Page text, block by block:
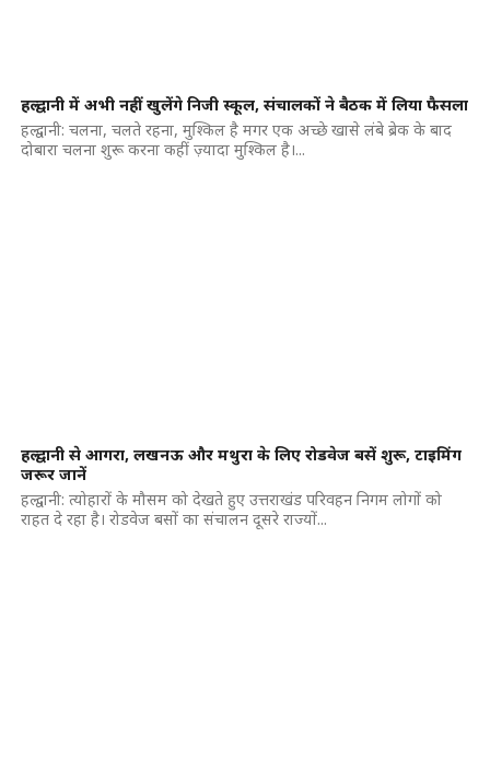
हल्द्वानी में अभी नहीं खुलेंगे निजी स्कूल, संचालकों ने बैठक में लिया फैसला
हल्द्वानी: चलना, चलते रहना, मुश्किल है मगर एक अच्छे खासे लंबे ब्रेक के बाद
दोबारा चलना शुरू करना कहीं ज़्यादा मुश्किल है।...
हल्द्वानी से आगरा, लखनऊ और मथुरा के लिए रोडवेज बसें शुरू, टाइमिंग
जरूर जानें
हल्द्वानी: त्योहारों के मौसम को देखते हुए उत्तराखंड परिवहन निगम लोगों को
राहत दे रहा है। रोडवेज बसों का संचालन दूसरे राज्यों...